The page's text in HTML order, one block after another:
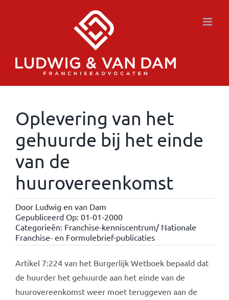
Oplevering van het
gehuurde bij het einde
van de
huurovereenkomst
Door Ludwig en van Dam
Gepubliceerd Op: 01-01-2000
Categorieën: Franchise-kenniscentrum/ Nationale
Franchise- en Formulebrief-publicaties
Artikel 7:224 van het Burgerlijk Wetboek bepaald dat
de huurder het gehuurde aan het einde van de
huurovereenkomst weer moet teruggeven aan de